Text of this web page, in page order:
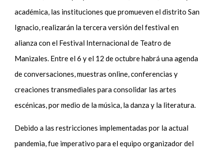
académica, las instituciones que promueven el distrito San
Ignacio, realizarán la tercera versión del festival en
alianza con el Festival Internacional de Teatro de
Manizales. Entre el 6 y el 12 de octubre habrá una agenda
de conversaciones, muestras online, conferencias y
creaciones transmediales para consolidar las artes
escénicas, por medio de la música, la danza y la literatura.
Debido a las restricciones implementadas por la actual
pandemia, fue imperativo para el equipo organizador del